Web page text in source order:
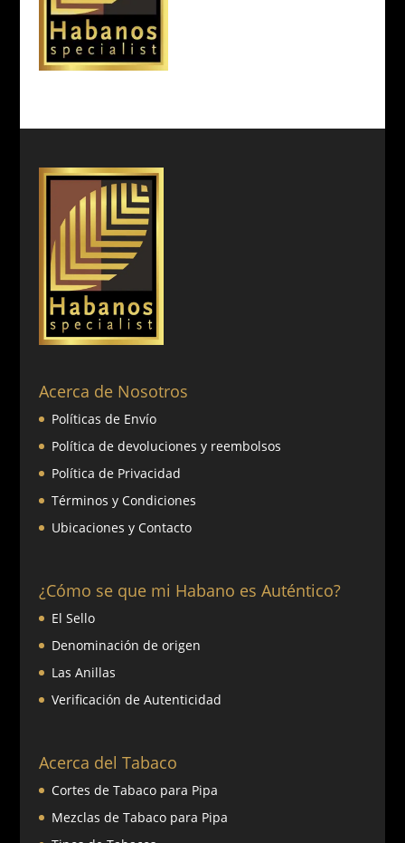
Acerca de Nosotros
Políticas de Envío
Política de devoluciones y reembolsos
Política de Privacidad
Términos y Condiciones
Ubicaciones y Contacto
¿Cómo se que mi Habano es Auténtico?
El Sello
Denominación de origen
Las Anillas
Verificación de Autenticidad
Acerca del Tabaco
Cortes de Tabaco para Pipa
Mezclas de Tabaco para Pipa